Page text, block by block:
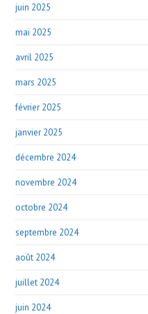
juin 2025
mai 2025
avril 2025
mars 2025
février 2025
janvier 2025
décembre 2024
novembre 2024
octobre 2024
septembre 2024
août 2024
juillet 2024
juin 2024